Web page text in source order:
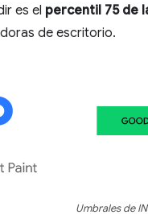
es el percentil 75 de
de escritorio.
Umbrales de